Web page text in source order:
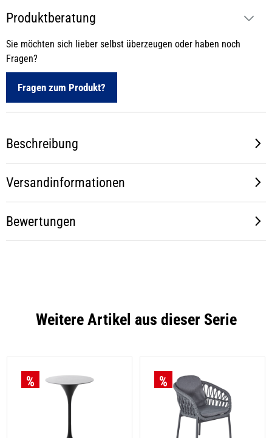
Produktberatung
Sie möchten sich lieber selbst überzeugen oder haben noch
Fragen?
Fragen zum Produkt?
Beschreibung
Versandinformationen
Bewertungen
Weitere Artikel aus dieser Serie